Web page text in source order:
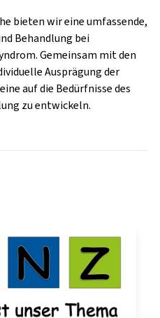
bieten wir eine umfassende,
Behandlung bei
Gemeinsam mit den
Ausprägung der
auf die Bedürfnisse des
zu entwickeln.